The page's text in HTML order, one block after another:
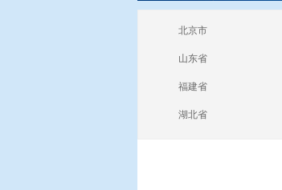
cppm报考常见
问题
北京市
山东省
福建省
湖北省